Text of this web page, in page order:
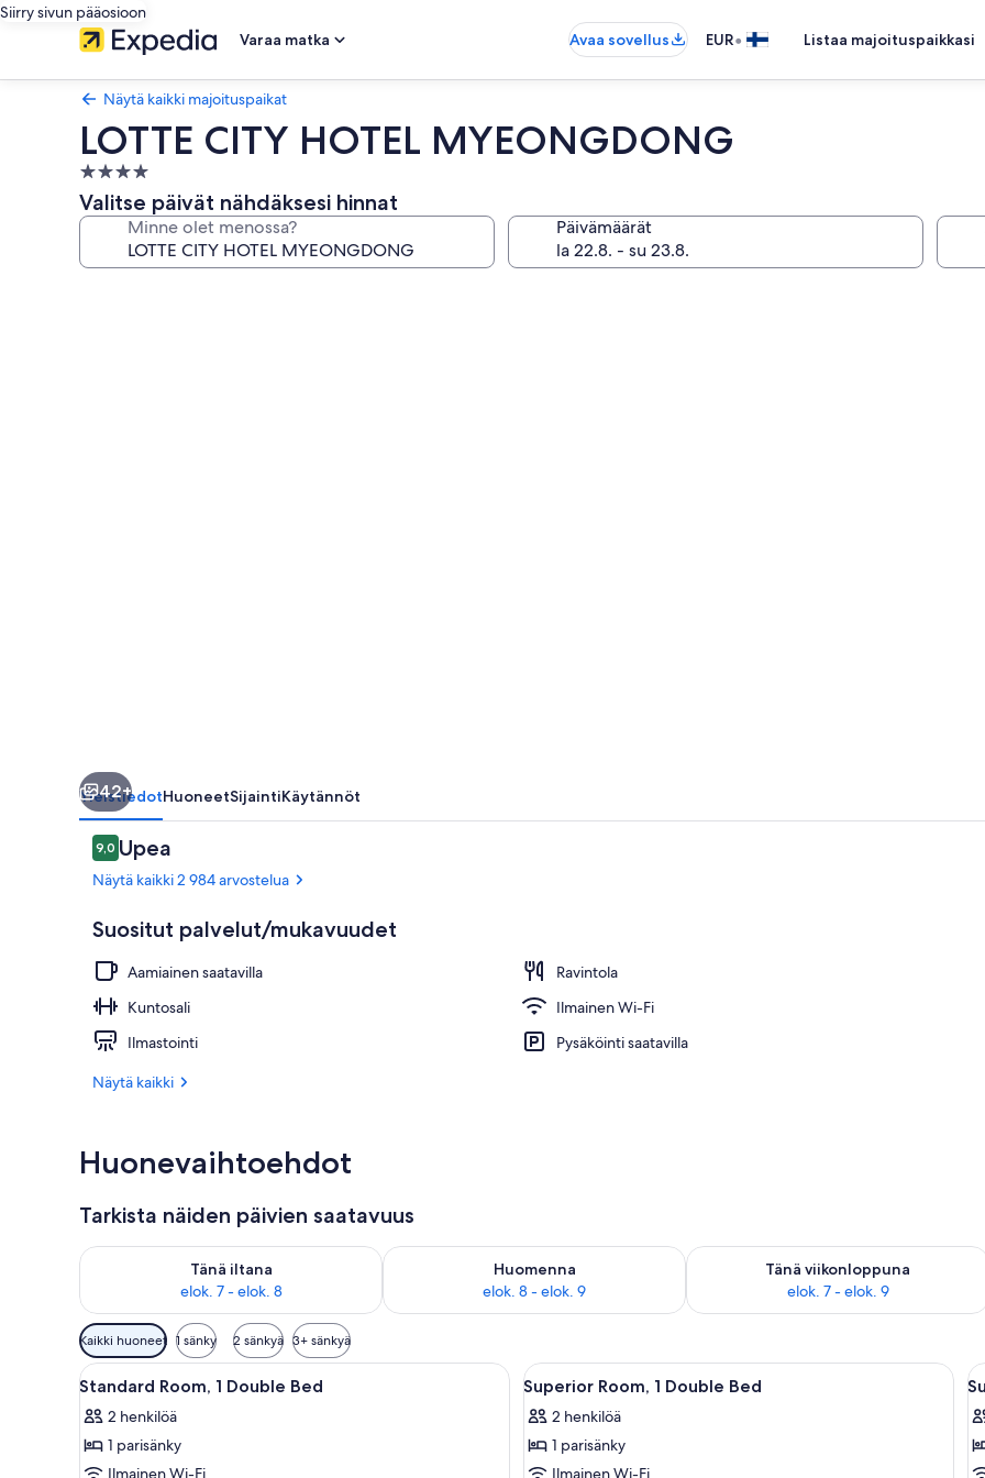
Siirry sivun pääosioon
Varaa matka
Avaa sovellus EUR• Listaa majoituspaikkasi
Näytä kaikki majoituspaikat
LOTTE CITY HOTEL MYEONGDONG
4.0
tähden
majoituspaikka
Valitse päivät nähdäksesi hinnat
Minne olet menossa? Päivämäärät
42+
YleistiedotHuoneetSijaintiKäytännöt
Arvostelut
9,09,0 kautta 10.
Upea
Näytä kaikki 2 984 arvostelua
Suositut palvelut/mukavuudet
Aamiainen saatavilla
Ravintola
Kuntosali
Ilmainen Wi-Fi
Ilmastointi
Pysäköinti saatavilla
Näytä kaikki
Huonevaihtoehdot
Tarkista näiden päivien saatavuus
Tänä iltana
elok. 7 - elok. 8
Tarkista tämän illan saatavuus elok. 7 - elok. 8
Huomenna
elok. 8 - elok. 9
Tarkista huomisen saatavuus elok. 8 - elok. 9
Tänä viikonloppuna
elok. 7 - elok. 9
Tarkista tämän viikonlopun saatavuus
Huoneille
saatavilla
olevia
Kaikki huoneet 1 sänky 2 sänkyä 3+ sänkyä
Avaa
kaikki
huonetyypin
Standard
Moderni hotellin aula, jossa on vastaanottotiski, oleskelualue ja suuret ikkunat.
8
Standard Room, 1 Double Bed
2 henkilöä
1 parisänky
Ilmainen Wi-Fi
Avaa
kaikki
huonetyypin
Superior
Moderni hotellin aula, jossa on
8
Superior Room, 1 Double Bed
2 henkilöä
1 parisänky
Ilmainen Wi-Fi